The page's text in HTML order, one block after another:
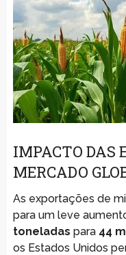
IMPACTO DAS
MERCADO
As exportações de
para um leve
toneladas para 44
os Estados Unidos